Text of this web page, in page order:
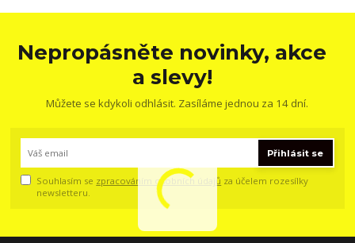
Nepropásněte novinky, akce
a slevy!
Můžete se kdykoli odhlásit. Zasíláme jednou za 14 dní.
Přihlásit se
Souhlasím se zpracováním osobních údajů za účelem rozesílky
newsletteru.